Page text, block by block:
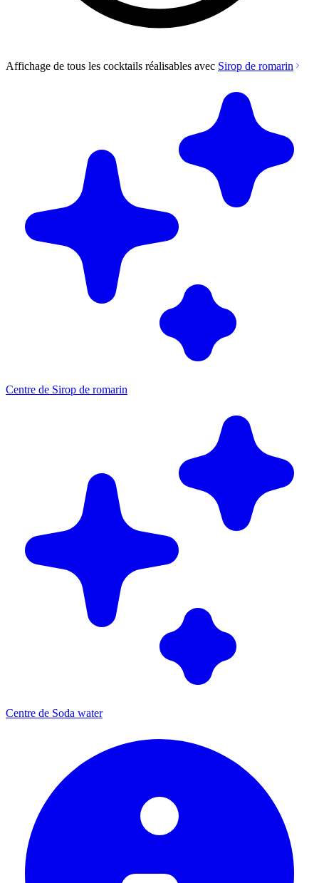
Affichage de tous les cocktails réalisables avec Sirop de romarin
Centre de Sirop de romarin
Centre de Soda water